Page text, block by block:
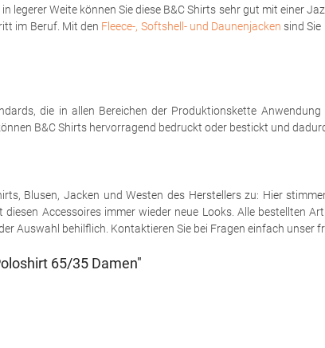
legerer Weite können Sie diese B&C Shirts sehr gut mit einer
im Beruf. Mit den Fleece-, Softshell- und Daunenjacken sind
die in allen Bereichen der Produktionskette
B&C Shirts hervorragend bedruckt oder bestickt und
Blusen, Jacken und Westen des Herstellers zu: Hier
Accessoires immer wieder neue Looks. Alle bestellten
Auswahl behilflich. Kontaktieren Sie bei Fragen einfach unser
65/35 Damen"